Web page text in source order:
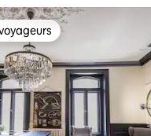
les plus appréciés